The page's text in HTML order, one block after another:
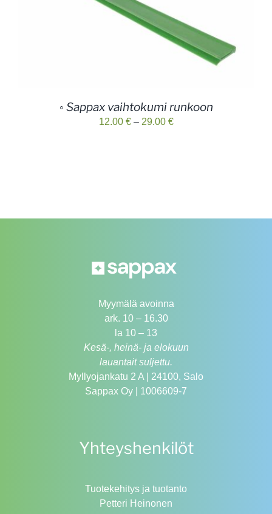
◦ Sappax vaihtokumi runkoon
12.00 € – 29.00 €Hintaluokka:
Myymälä avoinna
ark. 10 – 16.30
la 10 – 13
Kesä-, heinä- ja elokuun
lauantait suljettu.
Myllyojankatu 2 A | 24100, Salo
Sappax Oy | 1006609-7
Yhteyshenkilöt
Tuotekehitys ja tuotanto
Petteri Heinonen